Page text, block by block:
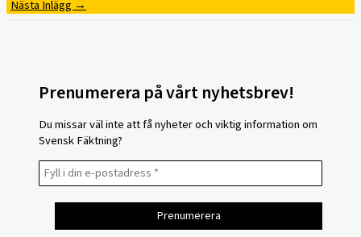
Nästa Inlägg →
Prenumerera på vårt nyhetsbrev!
Du missar väl inte att få nyheter och viktig information om
Svensk Fäktning?